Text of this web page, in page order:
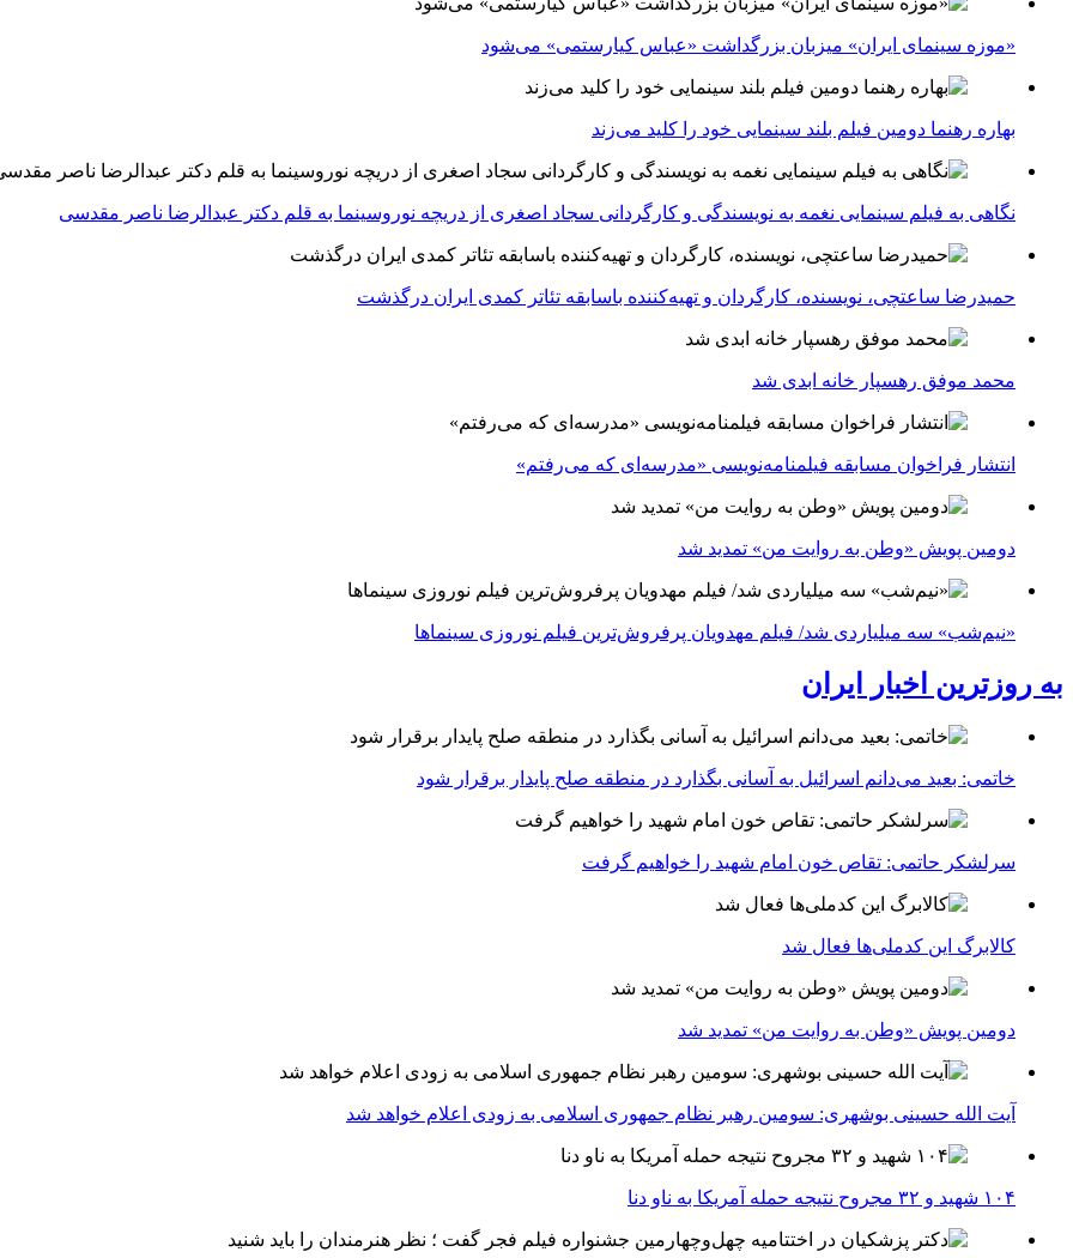
«موزه سینمای ایران» میزبان بزرگداشت «عباس کیارستمی» می‌شود
بهاره رهنما دومین فیلم بلند سینمایی خود را کلید می‌زند
نگاهی به فیلم سینمایی نغمه به نویسندگی و کارگردانی سجاد اصغری از دریچه نوروسینما به قلم دکتر عبدالرضا ناصر مقدسی
حمیدرضا ساعتچی، نویسنده، کارگردان و تهیه‌کننده باسابقه تئاتر کمدی ایران درگذشت
محمد موفق رهسپار خانه ابدی شد
انتشار فراخوان مسابقه فیلمنامه‌نویسی «مدرسه‌ای که می‌رفتم»
دومین پویش «وطن به روایت من» تمدید شد
«نیم‌شب» سه میلیاردی شد/ فیلم مهدویان پرفروش‌ترین فیلم نوروزی سینماها
به روزترین اخبار ایران
خاتمی: بعید می‌دانم اسرائیل به آسانی بگذارد در منطقه صلح پایدار برقرار شود
سرلشکر حاتمی: تقاص خون امام شهید را خواهیم گرفت
کالابرگ این کدملی‌ها فعال شد
دومین پویش «وطن به روایت من» تمدید شد
آیت الله حسینی بوشهری: سومین رهبر نظام جمهوری اسلامی به زودی اعلام خواهد شد
۱۰۴ شهید و ۳۲ مجروح نتیجه حمله آمریکا به ناو دنا